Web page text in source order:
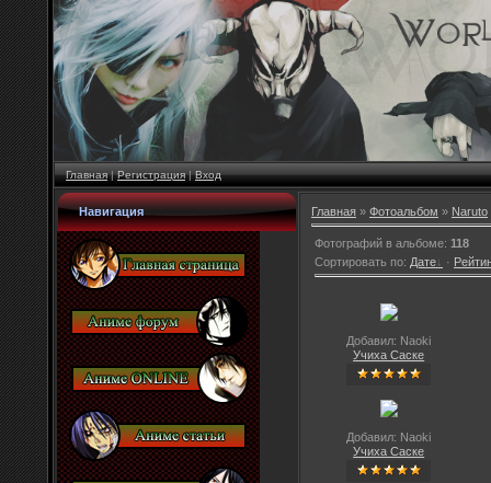
Главная|Регистрация|Вход
Навигация Главная » Фотоальбом » Naruto
Фотографий в альбоме: 118
Сортировать по: Дате ·
Добавил: Naoki
Учиха Саске
Добавил: Naoki
Учиха Саске